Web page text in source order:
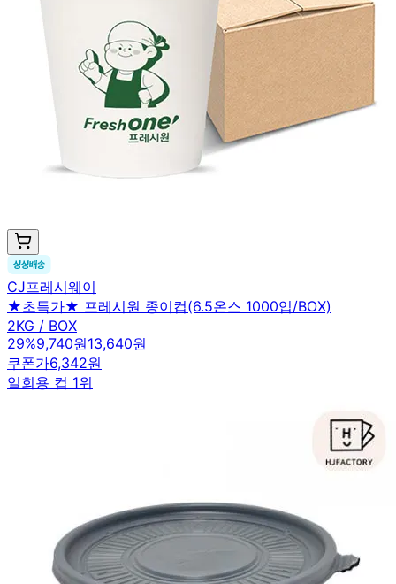
CJ프레시웨이
★초특가★ 프레시원 종이컵(6.5온스 1000입/BOX)
2KG / BOX
29%9,740원13,640원
쿠폰가6,342원
일회용 컵 1위